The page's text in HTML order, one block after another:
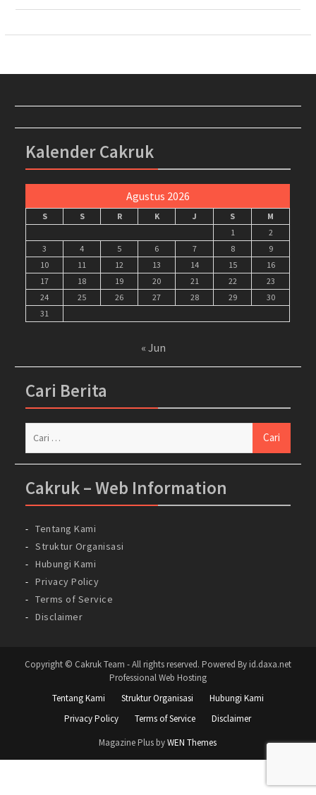
Kalender Cakruk
Agustus 2026
S S R K J S
M
1
2
3
4 5 6 7 8
9
10
11 12 13 14 15
16
17
18 19 20 21 22
23
24
25 26 27 28 29
30
31
« Jun
Cari Berita
Cakruk – Web Information
Tentang Kami
Struktur Organisasi
Hubungi Kami
Privacy Policy
Terms of Service
Disclaimer
Copyright © Cakruk Team - All rights reserved. Powered By id.daxa.net
Professional Web Hosting
Tentang Kami
Struktur Organisasi
Hubungi Kami
Privacy Policy
Terms of Service
Disclaimer
Magazine Plus byWEN Themes